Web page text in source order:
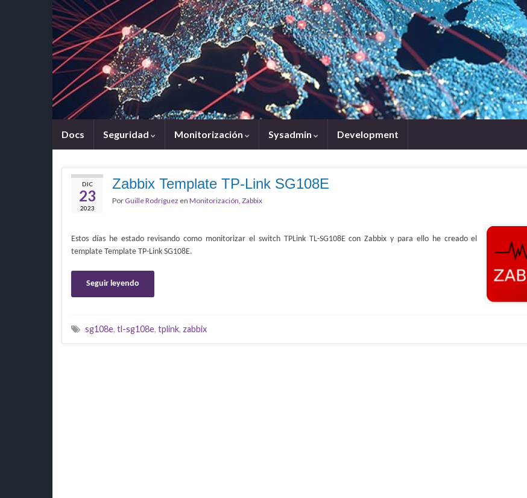
Docs Seguridad Monitorización Sysadmin Development
DIC
23
2023
Zabbix Template TP-Link SG108E
Por Guille Rodríguez en Monitorización, Zabbix
Estos días he estado revisando como monitorizar el switch TPLink TL-SG108E con Zabbix y para ello he creado el
template Template TP-Link SG108E.
Seguir leyendo
sg108e, tl-sg108e, tplink, zabbix